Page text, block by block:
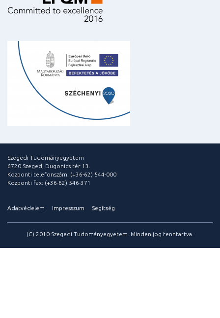
Szegedi Tudományegyetem
6720 Szeged, Dugonics tér 13.
Központi telefonszám: (+36-62) 544-000
Központi fax: (+36-62) 546-371
Adatvédelem Impresszum Segítség
(C) 2010 Szegedi Tudományegyetem. Minden jog fenntartva.